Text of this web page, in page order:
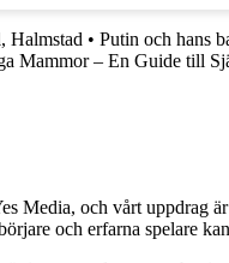
Halmstad • Putin och hans
Mammor – En Guide till
och vårt uppdrag
och erfarna spelare